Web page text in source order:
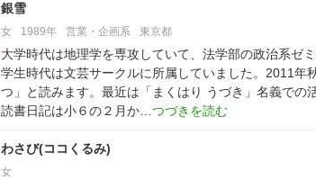
銀雪
女 1989年 営業・企画系 東京都
大学時代は地理学を専攻していて、法学部の政治系ゼ
学生時代は文芸サークルに所属していました。2011年
つ」と読みます。最近は「まくはり うづき」名義での
読書日記は小６の２月か
わさび(ココくるみ)
女